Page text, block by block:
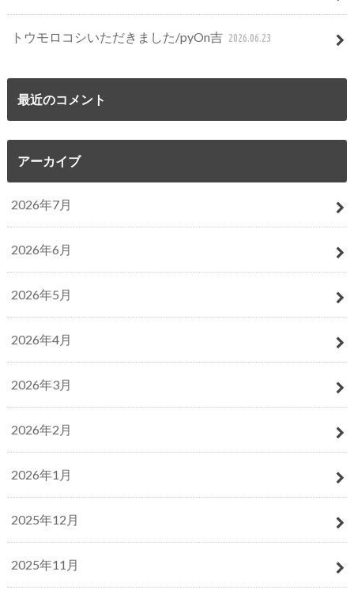
トウモロコシいただきました/pyOn吉 2026.06.23
最近のコメント
アーカイブ
2026年7月
2026年6月
2026年5月
2026年4月
2026年3月
2026年2月
2026年1月
2025年12月
2025年11月